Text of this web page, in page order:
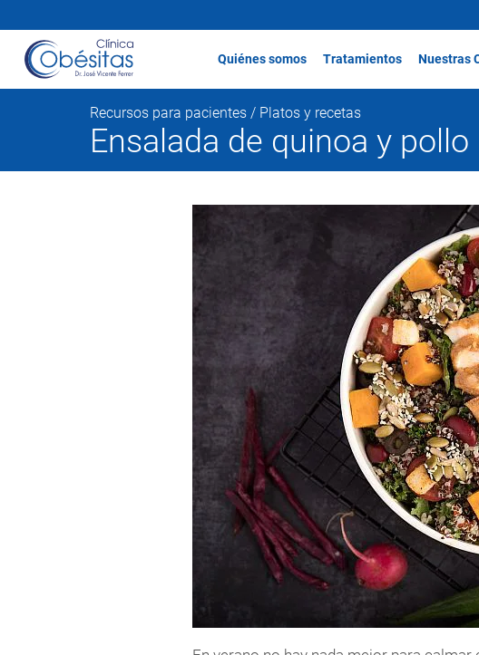
Quiénes somos Tratamientos Nuestras
Recursos para pacientes / Platos y recetas
Ensalada de quinoa y pollo